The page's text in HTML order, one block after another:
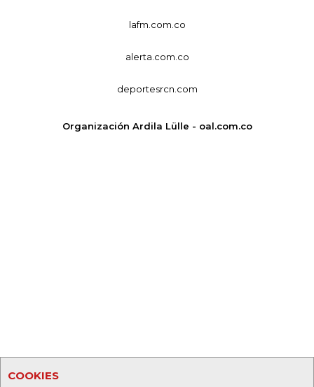
COOKIES
lafm.com.co
alerta.com.co
deportesrcn.com
Organización Ardila Lülle - oal.com.co